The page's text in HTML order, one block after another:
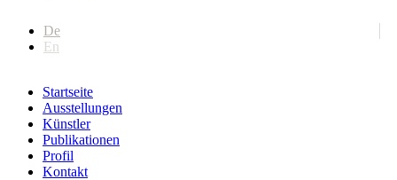
De
En
Startseite
Ausstellungen
Künstler
Publikationen
Profil
Kontakt